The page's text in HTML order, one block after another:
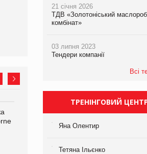
Bosch заявила про повне
на складі після російської
21 січня 2026
ТДВ «Золотоніський
комбінат»
03 липня 2023
Тендери компанії
Всі
ТРЕНІНГОВИЙ
Яна Олентир
Тетяна Ільєнко